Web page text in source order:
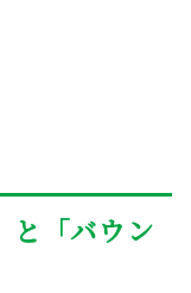
と「バウン